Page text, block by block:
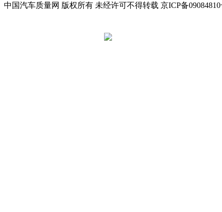
中国汽车质量网 版权所有 未经许可不得转载 京ICP备09084810